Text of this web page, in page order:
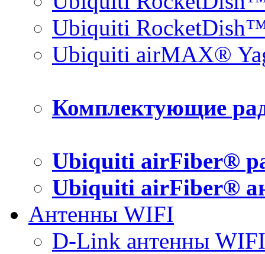
Ubiquiti
Ubiquiti airMAX®
Комплектующие
Ubiquiti airFiber®
Ubiquiti airFiber®
Антенны WIFI
D-Link антенны WIFI